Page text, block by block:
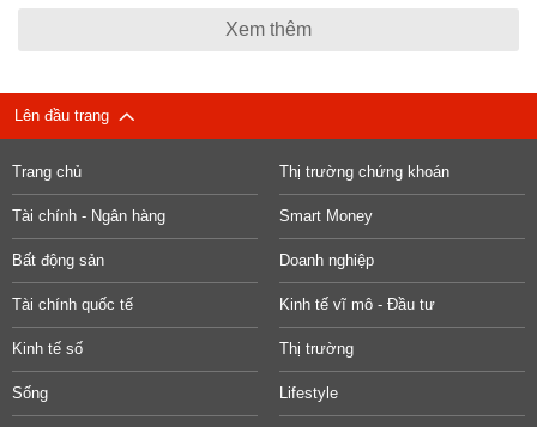
Xem thêm
Lên đầu trang
Trang chủ Thị trường chứng khoán
Tài chính - Ngân hàng Smart Money
Bất động sản Doanh nghiệp
Tài chính quốc tế Kinh tế vĩ mô - Đầu tư
Kinh tế số Thị trường
Sống Lifestyle